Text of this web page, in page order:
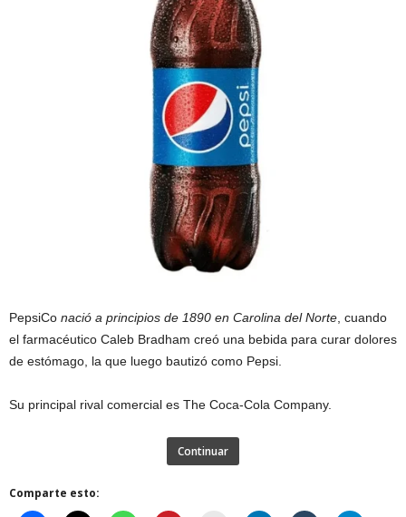
PepsiCo nació a principios de 1890 en Carolina del Norte , cuando
el farmacéutico Caleb Bradham creó una bebida para curar dolores
de estómago, la que luego bautizó como Pepsi.
Su principal rival comercial es The Coca-Cola Company.
Continuar
Comparte esto: